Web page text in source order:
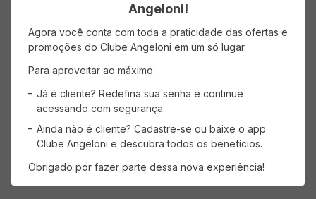
Faça login para escrever uma avaliação.
Mais recentes Todos
Angeloni!
Agora você conta com toda a praticidade das ofertas e
promoções do Clube Angeloni em um só lugar.
Para aproveitar ao máximo:
Já é cliente? Redefina sua senha e continue
acessando com segurança.
Ainda não é cliente? Cadastre-se ou baixe o app
Clube Angeloni e descubra todos os benefícios.
Obrigado por fazer parte dessa nova experiência!